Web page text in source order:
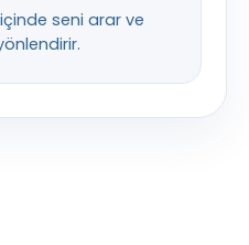
seni arar ve